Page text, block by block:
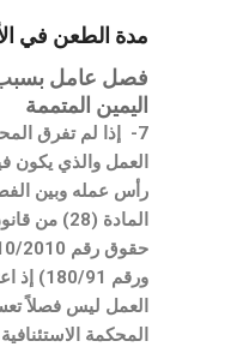
مدة الطعن في
فصل عامل بسبب
اليمين المتممة
7- إذا لم تفرق
العمل والذي يكون
رأس عمله وبين
المادة (28)
ورقم
العمل ليس فصلاً
المحكمة